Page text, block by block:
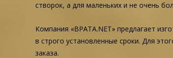
створок, а для маленьких и не очень
Компания «ВРАТА.NET» предлагает
в строго установленные сроки. Для
заказа.